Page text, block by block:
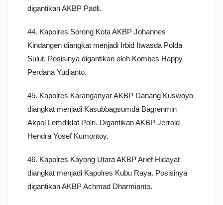
digantikan AKBP Padli.
44. Kapolres Sorong Kota AKBP Johannes
Kindangen diangkat menjadi Irbid Itwasda Polda
Sulut. Posisinya digantikan oleh Kombes Happy
Perdana Yudianto.
45. Kapolres Karanganyar AKBP Danang Kuswoyo
diangkat menjadi Kasubbagsumda Bagrenmin
Akpol Lemdiklat Polri. Digantikan AKBP Jerrold
Hendra Yosef Kumontoy.
46. Kapolres Kayong Utara AKBP Arief Hidayat
diangkat menjadi Kapolres Kubu Raya. Posisinya
digantikan AKBP Achmad Dharmianto.